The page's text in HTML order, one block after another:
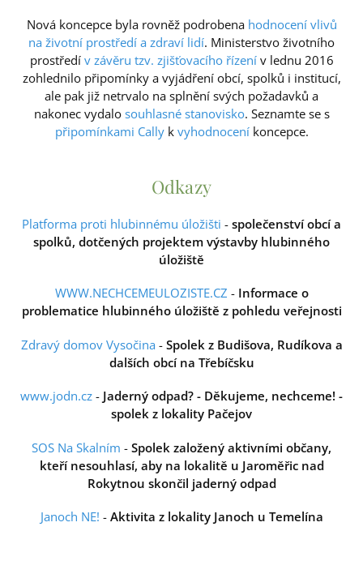
Nová koncepce byla rovněž podrobena hodnocení vlivů
na životní prostředí a zdraví lidí. Ministerstvo životního
prostředí v závěru tzv. zjišťovacího řízenív lednu 2016
zohlednilo připomínky a vyjádření obcí, spolků i institucí,
ale pak již netrvalo na splnění svých požadavků a
nakonec vydalo souhlasné stanovisko. Seznamte se s
připomínkami Callyk vyhodnoceníkoncepce.
Odkazy
Platforma proti hlubinnému úložišti - společenství obcí a
spolků, dotčených projektem výstavby hlubinného
úložiště
WWW.NECHCEMEULOZISTE.CZ - Informace o
problematice hlubinného úložiště z pohledu veřejnosti
Zdravý domov Vysočina - Spolek z Budišova, Rudíkova a
dalších obcí na Třebíčsku
www.jodn.cz - Jaderný odpad? - Děkujeme, nechceme! -
spolek z lokality Pačejov
SOS Na Skalním - Spolek založený aktivními občany,
kteří nesouhlasí, aby na lokalitě u Jaroměřic nad
Rokytnou skončil jaderný odpad
Janoch NE! - Aktivita z lokality Janoch u Temelína